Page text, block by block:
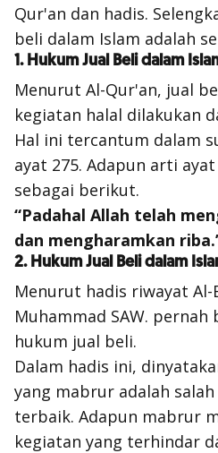
Qur'an dan hadis.
beli dalam Islam adalah
1. Hukum Jual Beli dalam
Menurut Al-Qur'an, jual
kegiatan halal dilakukan
Hal ini tercantum dalam
ayat 275. Adapun arti
sebagai berikut.
“Padahal Allah telah
dan mengharamkan
2. Hukum Jual Beli dalam
Menurut hadis riwayat Al-
Muhammad SAW.
hukum jual beli.
Dalam hadis ini,
yang mabrur adalah
terbaik. Adapun mabrur
kegiatan yang terhindar